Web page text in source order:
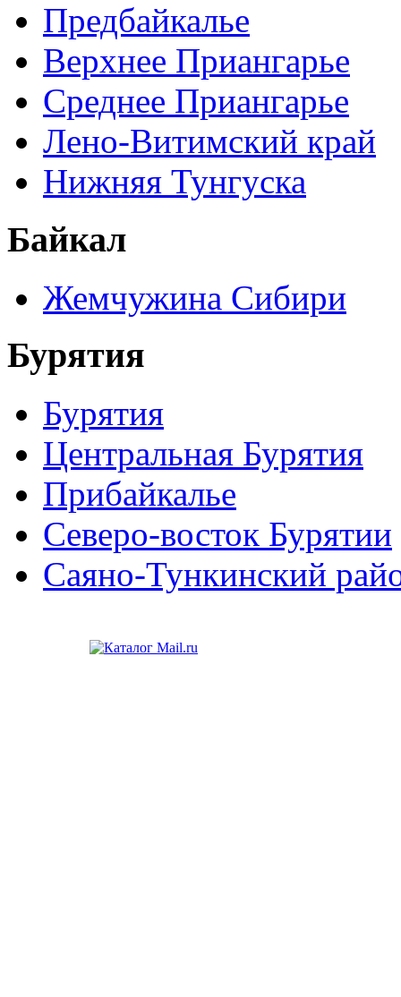
Предбайкалье
Верхнее Приангарье
Среднее Приангарье
Лено-Витимский край
Нижняя Тунгуска
Байкал
Жемчужина Сибири
Бурятия
Бурятия
Центральная Бурятия
Прибайкалье
Северо-восток Бурятии
Саяно-Тункинский